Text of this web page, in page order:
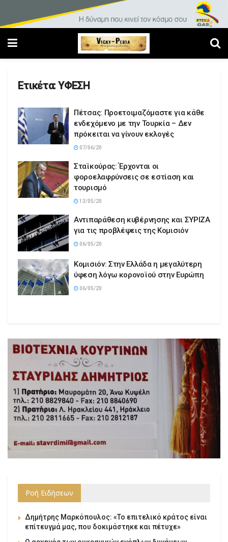
Ετικέτα:ΥΦΕΣΗ
Πέτσας: Προετοιμαζόμαστε για κάθε
ενδεχόμενο με την Τουρκία – Δεν
πρόκειται να γίνουν εκλογές
07/06/20
Σταϊκούρας: Έρχονται οι
φοροελαφρύνσεις σε εστίαση και
τουρισμό
13/05/20
Αντιπαράθεση κυβέρνησης και ΣΥΡΙΖΑ
για τις προβλέψεις της Κομισιόν
06/05/20
Κομισιόν: Στην Ελλάδα η μεγαλύτερη
ύφεση λόγω κορονοϊού στην Ευρώπη
06/05/20
Ροή Ειδήσεων
Δημήτρης Μαρκόπουλος: «Το επιτελικό κράτος είναι
επίτευγμά μας, που δοκιμάστηκε και πέτυχε»